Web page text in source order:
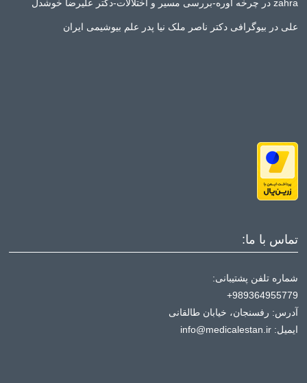
zahra در چرخه اوره-بررسی مسیر و اختلالات-دکتر علیرضا خوشدل
علی در بیوگرافی دکتر ناصر ملک نیا پدر علم بیوشیمی ایران
تماس با ما:
شماره تلفن پشتیبانی:
989364955779+
آدرس: رفسنجان، خیابان طالقانی
ایمیل: info@medicalestan.ir